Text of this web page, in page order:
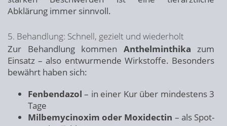
Abklärung immer sinnvoll.
5. Behandlung: Schnell, gezielt und wiederholt
Zur Behandlung kommen Anthelminthika zum
Einsatz – also entwurmende Wirkstoffe. Besonders
bewährt haben sich:
Fenbendazol – in einer Kur über mindestens 3
Tage
Milbemycinoxim oder Moxidectin – als Spot-